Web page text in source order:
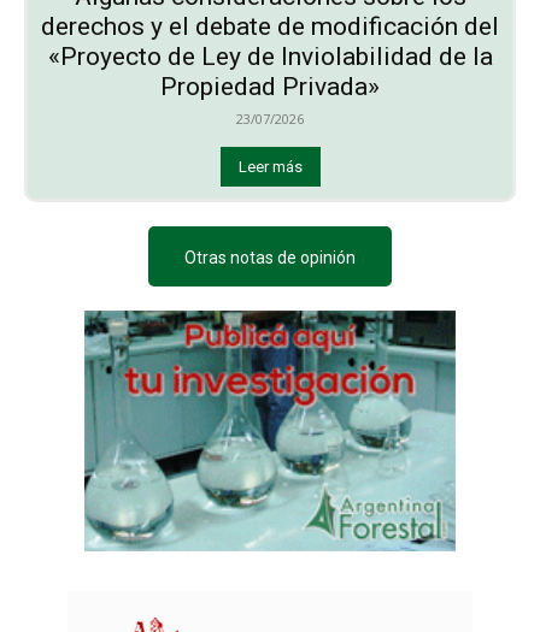
derechos y el debate de modificación del
«Proyecto de Ley de Inviolabilidad de la
Propiedad Privada»
23/07/2026
Leer más
Otras notas de opinión